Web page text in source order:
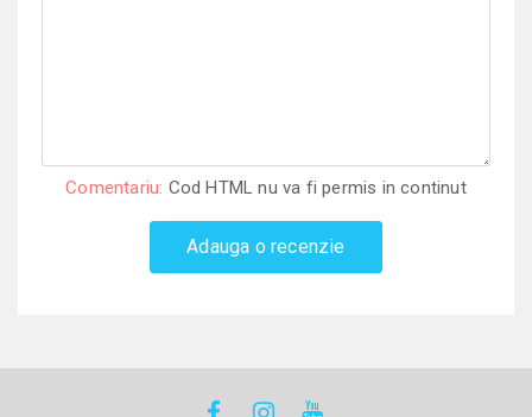
Comentariu: Cod HTML nu va fi permis in continut
Adauga o recenzie